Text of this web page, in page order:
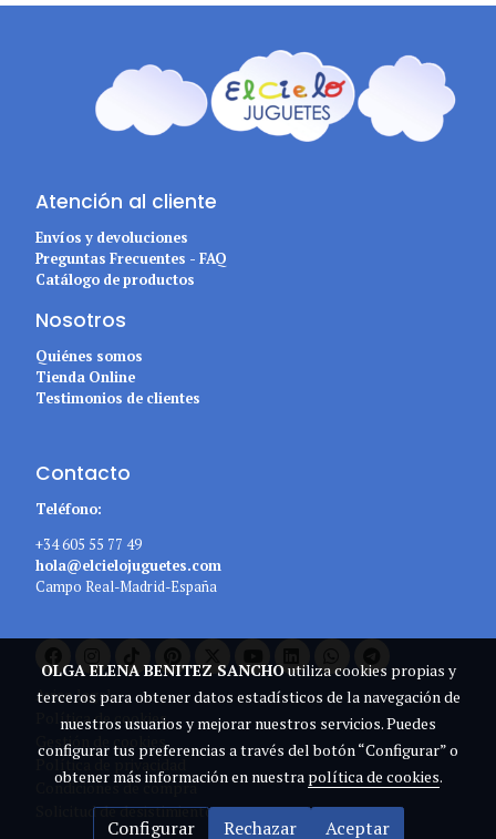
Atención al cliente
Envíos y devoluciones
Preguntas Frecuentes - FAQ
Catálogo de productos
Nosotros
Quiénes somos
Tienda Online
Testimonios de clientes
Contacto
Teléfono:
+34 605 55 77 49
hola@elcielojuguetes.com
Campo Real-Madrid-España
Aviso legal
Política de cookies
Gestión de cookies
Política de privacidad
Condiciones de compra
Solicitud de desistimiento
OLGA ELENA BENITEZ SANCHOutiliza cookies propias y
terceros para obtener datos estadísticos de la navegación de
nuestros usuarios y mejorar nuestros servicios. Puedes
configurar tus preferencias a través del botón “Configurar” o
obtener más información en nuestra política de cookies.
Configurar Rechazar Aceptar